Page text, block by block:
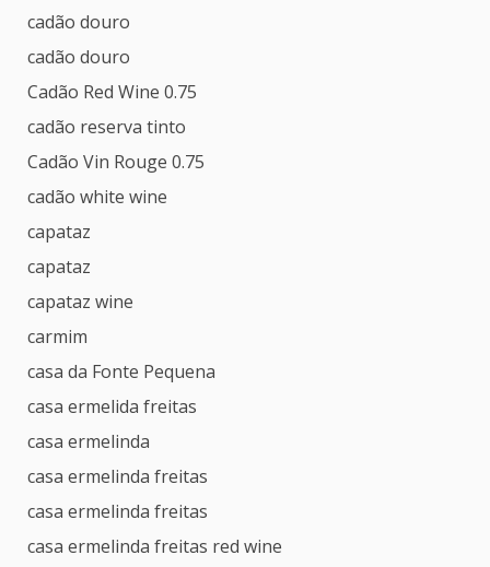
cadão douro
cadão douro
Cadão Red Wine 0.75
cadão reserva tinto
Cadão Vin Rouge 0.75
cadão white wine
capataz
capataz
capataz wine
carmim
casa da Fonte Pequena
casa ermelida freitas
casa ermelinda
casa ermelinda freitas
casa ermelinda freitas
casa ermelinda freitas red wine